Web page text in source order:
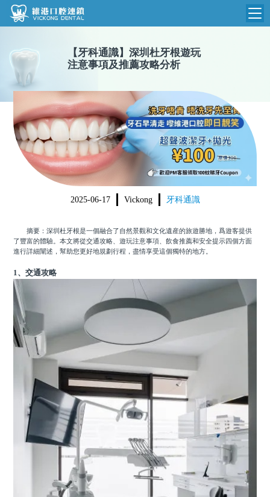
維港首頁
品牌介紹
環境設備
醫院新聞
收費標準
N
收費總表
植牙收費
根管收費
美學收費
箍牙收費
醫生團隊
門診時間
【 牙科通識】 深圳杜牙根遊玩
注意事項及推薦攻略分析
2025-06-17 Vickong 牙科通識
摘要：深圳杜牙根是一個融合了自然景觀和文化遺産的旅遊勝地，爲遊客提供
了豐富的體驗。本文將從交通攻略、遊玩注意事項、飲食推薦和安全提示四個方面
進行詳細闡述，幫助您更好地規劃行程，盡情享受這個獨特的地方。
1、交通攻略